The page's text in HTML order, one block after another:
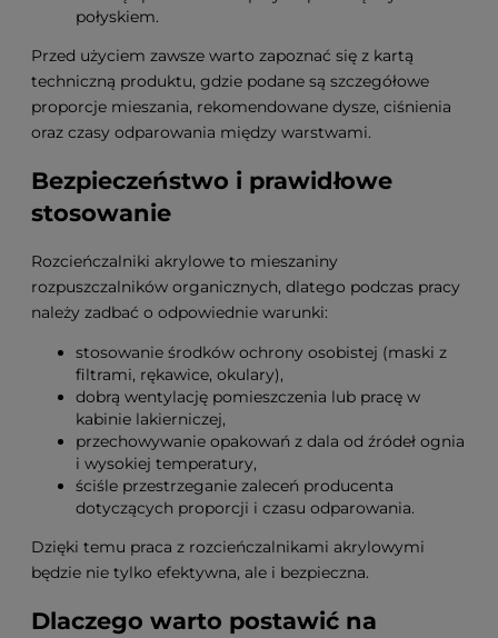
połyskiem.
Przed użyciem zawsze warto zapoznać się z kartą
techniczną produktu, gdzie podane są szczegółowe
proporcje mieszania, rekomendowane dysze, ciśnienia
oraz czasy odparowania między warstwami.
Bezpieczeństwo i prawidłowe
stosowanie
Rozcieńczalniki akrylowe to mieszaniny
rozpuszczalników organicznych, dlatego podczas pracy
należy zadbać o odpowiednie warunki:
stosowanie środków ochrony osobistej (maski z
filtrami, rękawice, okulary),
dobrą wentylację pomieszczenia lub pracę w
kabinie lakierniczej,
przechowywanie opakowań z dala od źródeł ognia
i wysokiej temperatury,
ściśle przestrzeganie zaleceń producenta
dotyczących proporcji i czasu odparowania.
Dzięki temu praca z rozcieńczalnikami akrylowymi
będzie nie tylko efektywna, ale i bezpieczna.
Dlaczego warto postawić na